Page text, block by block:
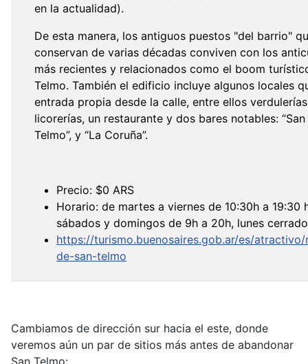
en la actualidad).
De esta manera, los antiguos puestos "del barrio"
conservan de varias décadas conviven con los
más recientes y relacionados como el boom
Telmo. También el edificio incluye algunos locales
entrada propia desde la calle, entre ellos
licorerías, un restaurante y dos bares notables:
Telmo”, y “La Coruña”.
Precio: $0 ARS
Horario: de martes a viernes de 10:30h a 19:30
sábados y domingos de 9h a 20h, lunes
https://turismo.buenosaires.gob.ar/es/
de-san-telmo
Cambiamos de dirección sur hacia el este, donde
veremos aún un par de sitios más antes de abandonar
San Telmo: